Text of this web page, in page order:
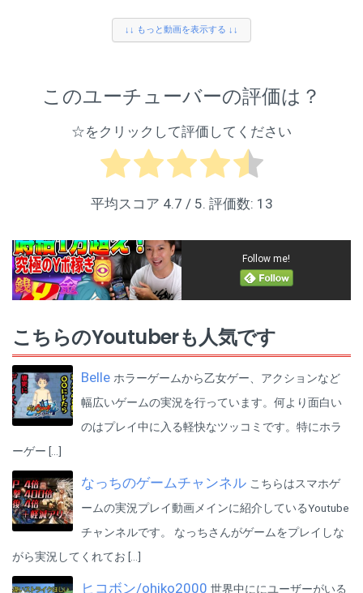
©LEVEL5 Inc. ©NHN PlayArt Corp.
https://youtu.be/mg91S-oSwhA
✨マリオカートワールド✨
https://market.orilab.jp/user/61248d43b8448
購入してくれた方ありがとうございます！
ツイッターはこちら https://twitter.com/poposora7
【星のカービィwii】https://goo.gl/xgdHaj
【マリオカート８】https://goo.gl/Nd2DiV
【スーパーカービィハンターズ】https://bit.ly/33qNsat
【マインクラフト】https://onl.tw/T6zJh2t
#ぷにぷに
#妖怪ウォッチぷにぷに
©LEVEL5 Inc. ©NHN PlayArt Corp.
↓↓ もっと動画を表示する ↓↓
このユーチューバーの評価は？
☆をクリックして評価してください
平均スコア 4.7 / 5. 評価数: 13
Follow me!
こちらのYoutuberも人気です
Belle ホラーゲームから乙女ゲー、アクションなど
幅広いゲームの実況を行っています。何より面白い
のはプレイ中に入る軽快なツッコミです。特にホラ
ーゲー […]
なっちのゲームチャンネル こちらはスマホゲ
ームの実況プレイ動画メインに紹介しているYoutube
チャンネルです。 なっちさんがゲームをプレイしな
がら実況してくれてお […]
ヒコボン/ohiko2000 世界中ににユーザーがいる